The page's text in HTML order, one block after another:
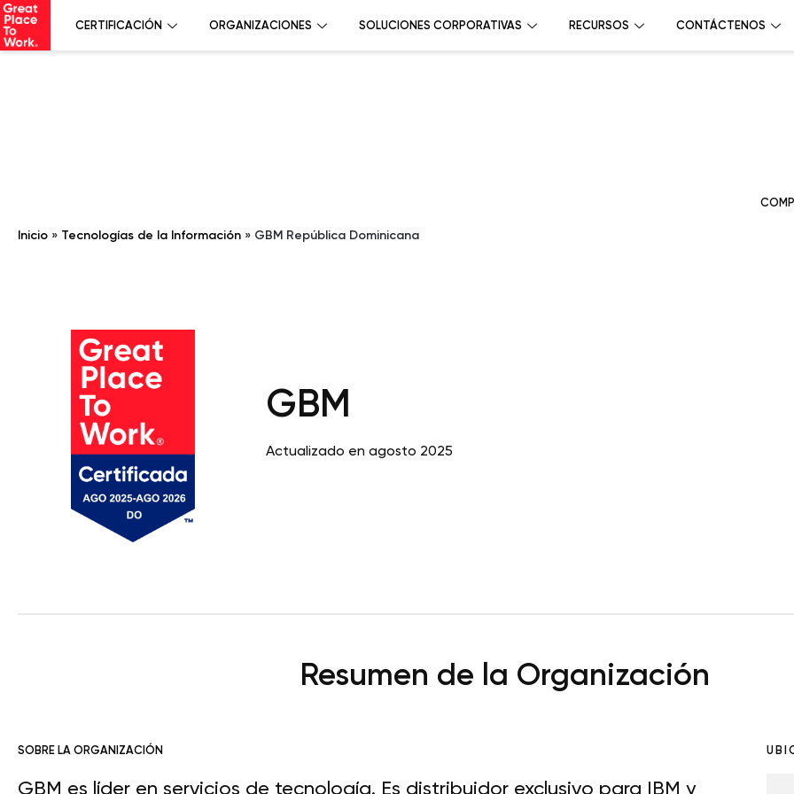
CERTIFICACIÓN ORGANIZACIONES SOLUCIONES CORPORATIVAS RECURSOS CONTÁCTENOS
Inicio » Tecnologías de la Información » GBM República Dominicana
GBM
Actualizado en agosto 2025
Resumen de la Organización
SOBRE LA ORGANIZACIÓN
GBM es líder en servicios de tecnología. Es distribuidor exclusivo para IBM y